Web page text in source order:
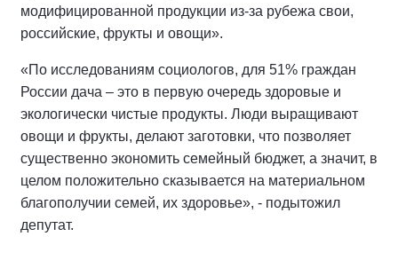
модифицированной продукции из-за рубежа свои,
российские, фрукты и овощи».
«По исследованиям социологов, для 51% граждан
России дача – это в первую очередь здоровые и
экологически чистые продукты. Люди выращивают
овощи и фрукты, делают заготовки, что позволяет
существенно экономить семейный бюджет, а значит, в
целом положительно сказывается на материальном
благополучии семей, их здоровье», - подытожил
депутат.